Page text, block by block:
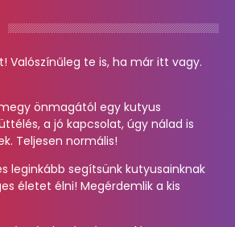
Valószínűleg te is, ha már itt vagy.
önmagától egy kutyus
a jó kapcsolat, úgy nálad is
Teljesen normális!
leginkább segítsünk kutyusainknak
életet élni! Megérdemlik a kis